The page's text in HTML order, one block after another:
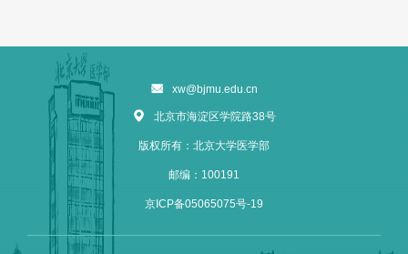
xw@bjmu.edu.cn
北京市海淀区学院路38号
版权所有：北京大学医学部
邮编：100191
京ICP备05065075号-19